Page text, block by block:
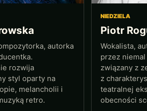
autorka
rozwija
styl oparty na
melancholii i
retro.
NIEDZIELA
Piotr
Wokalista,
przez
związany z
z
teatralnej
obecności